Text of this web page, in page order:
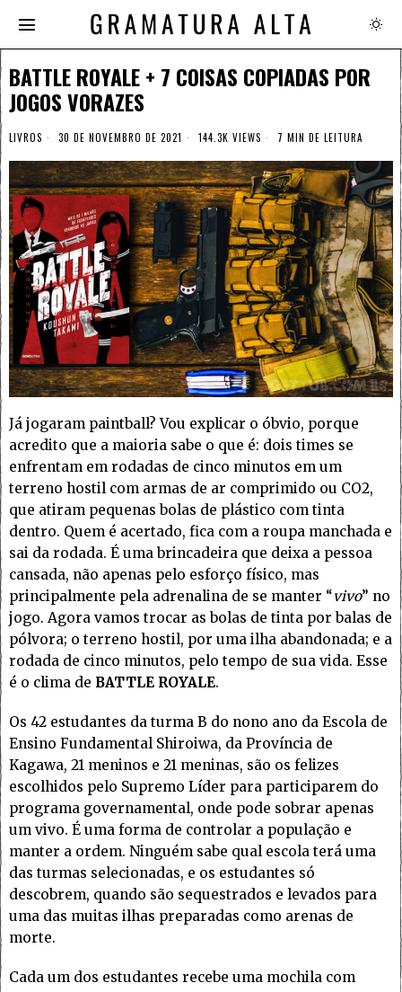
BATTLE ROYALE + 7 COISAS COPIADAS POR
JOGOS VORAZES
LIVROS 30 DE NOVEMBRO DE 2021 144.3K VIEWS 7 MIN DE LEITURA
Já jogaram paintball? Vou explicar o óbvio, porque
acredito que a maioria sabe o que é: dois times se
enfrentam em rodadas de cinco minutos em um
terreno hostil com armas de ar comprimido ou CO2,
que atiram pequenas bolas de plástico com tinta
dentro. Quem é acertado, fica com a roupa manchada e
sai da rodada. É uma brincadeira que deixa a pessoa
cansada, não apenas pelo esforço físico, mas
principalmente pela adrenalina de se manter “vivo” no
jogo. Agora vamos trocar as bolas de tinta por balas de
pólvora; o terreno hostil, por uma ilha abandonada; e a
rodada de cinco minutos, pelo tempo de sua vida. Esse
é o clima de BATTLE ROYALE.
Os 42 estudantes da turma B do nono ano da Escola de
Ensino Fundamental Shiroiwa, da Província de
Kagawa, 21 meninos e 21 meninas, são os felizes
escolhidos pelo Supremo Líder para participarem do
programa governamental, onde pode sobrar apenas
um vivo. É uma forma de controlar a população e
manter a ordem. Ninguém sabe qual escola terá uma
das turmas selecionadas, e os estudantes só
descobrem, quando são sequestrados e levados para
uma das muitas ilhas preparadas como arenas de
morte.
Cada um dos estudantes recebe uma mochila com